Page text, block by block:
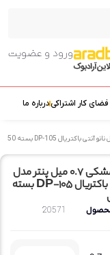
ورود و عضویت
درباره ما
/ خودکار مشکی 0.7 میل پنتر مدل نانو آنتی باکتریال DP-105 بسته 50
خودکار مشکی 0.7 میل پنتر مدل
نانو آنتی باکتریال DP-105 بسته
20571